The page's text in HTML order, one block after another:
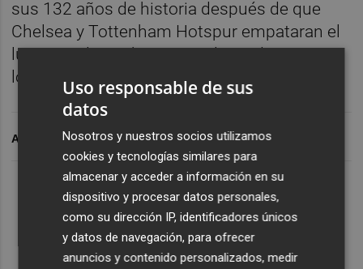
sus 132 años de historia después de que
Chelsea y Tottenham Hotspur empataran el
lunes por la noche 2-2 en el estadio
londinense de Staford Bridge.
ARCHIVADO EN
Uso responsable de sus
datos
Nosotros y nuestros socios utilizamos
cookies y tecnologías similares para
almacenar y acceder a información en su
dispositivo y procesar datos personales,
como su dirección IP, identificadores únicos
y datos de navegación, para ofrecer
anuncios y contenido personalizados, medir